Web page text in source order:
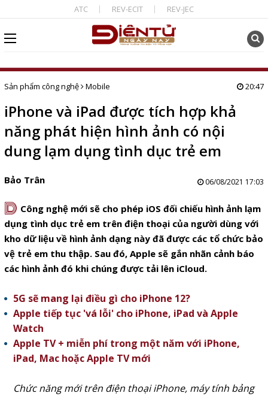
ATC REV-ECIT REV-JEC
Sản phẩm công nghệ Mobile 20:47
iPhone và iPad được tích hợp khả
năng phát hiện hình ảnh có nội
dung lạm dụng tình dục trẻ em
Bảo Trân 06/08/2021 17:03
D Công nghệ mới sẽ cho phép iOS đối chiếu hình ảnh lạm
dụng tình dục trẻ emtrên điện thoại của người dùng với
kho dữ liệu về hình ảnh dạng này đã được các tổ chức bảo
vệ trẻ em thu thập. Sau đó, Apple sẽ gắn nhãn cảnh báo
các hình ảnh đó khi chúng được tải lên iCloud.
5G sẽ mang lại điều gì cho iPhone 12?
Apple tiếp tục 'vá lỗi' cho iPhone, iPad và Apple
Watch
Apple TV + miễn phí trong một năm với iPhone,
iPad, Mac hoặc Apple TV mới
Chức năng mới trên điện thoại iPhone, máy tính bảng